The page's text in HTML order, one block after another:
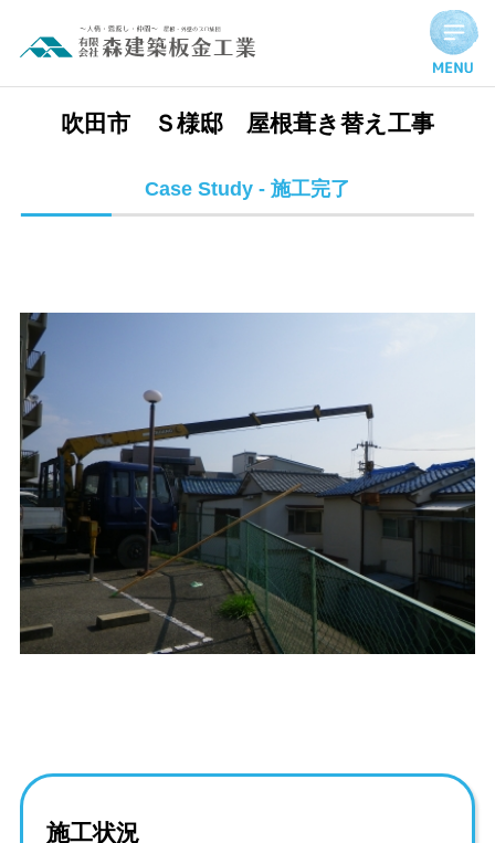
吹田市 Ｓ様邸 屋根葺き替え工事 | 施工完了実績
吹田市 Ｓ様邸 屋根葺き替え工事
Case Study - 施工完了
施工状況